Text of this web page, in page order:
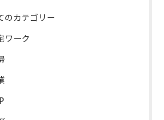
のカテゴリー
ワーク